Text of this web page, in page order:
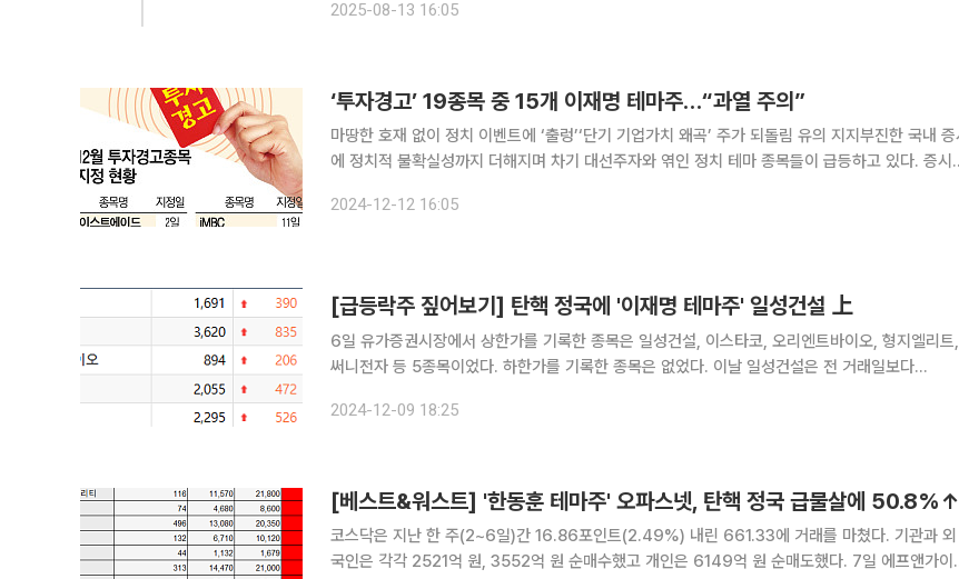
해지면서 주가가 급등한 것으로 풀이된다. 업계에 따르면 ITC는 지
2025-08-13 16:05
‘투자경고’ 19종목 중 15개 이재명 테마주…“과열 주의”
마땅한 호재 없이 정치 이벤트에 ‘출렁’‘단기 기업가치 왜곡’ 주가 되돌림 유의 지지부진한 국내 증시
에 정치적 불확실성까지 더해지며 차기 대선주자와 엮인 정치 테마 종목들이 급등하고 있다. 증시
면 이달 들어 투자경고종목으로 지정된 종목은 총 19개다. 이 중
2024-12-12 16:05
[급등락주 짚어보기] 탄핵 정국에 '이재명 테마주' 일성건설 上
6일 유가증권시장에서 상한가를 기록한 종목은 일성건설, 이스타코, 오리엔트바이오, 형지엘리트,
써니전자 등 5종목이었다. 하한가를 기록한 종목은 없었다. 이날 일성건설은 전 거래일보다
된다. 최근 비상계엄 선포, 해제 이후 야권을 중심으로 윤석열 대통령 퇴
2024-12-09 18:25
[베스트&워스트] '한동훈 테마주' 오파스넷, 탄핵 정국 급물살에 50.8%↑
코스닥은 지난 한 주(2~6일)간 16.86포인트(2.49%) 내린 661.33에 거래를 마쳤다. 기관과 외
국인은 각각 2521억 원, 3552억 원 순매수했고 개인은 6149억 원 순매도했다. 7일 에프앤가이드